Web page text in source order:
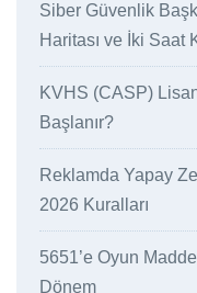
Siber Güvenlik
Haritası ve İki Saat
KVHS (CASP)
Başlanır?
Reklamda Yapay
2026 Kuralları
5651’e Oyun
Dönem